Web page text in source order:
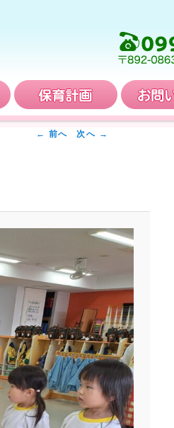
さかもと幼稚園の特徴 保育計画
← 前へ 次へ →